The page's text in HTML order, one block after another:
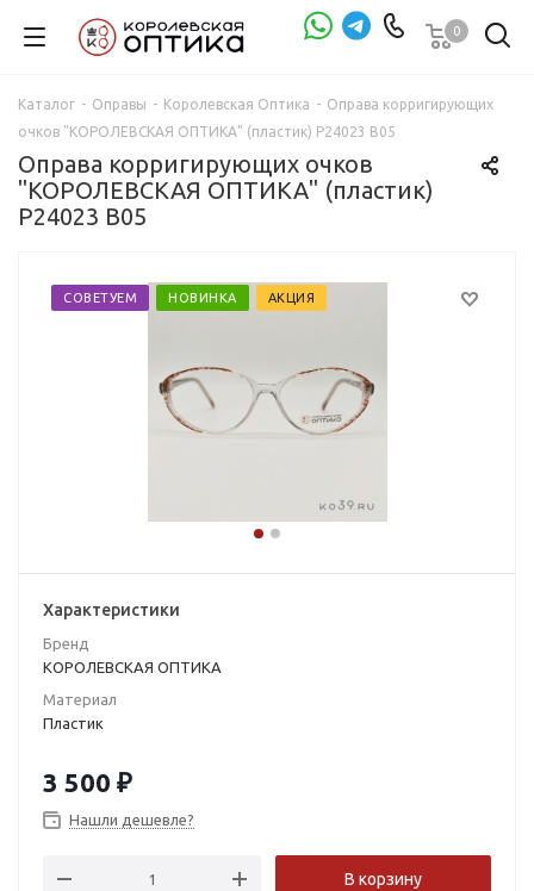
0
Каталог - Оправы - Королевская Оптика - Оправа корригирующих
очков "КОРОЛЕВСКАЯ ОПТИКА" (пластик) P24023 B05
Оправа корригирующих очков
"КОРОЛЕВСКАЯ ОПТИКА" (пластик)
P24023 B05
СОВЕТУЕМ НОВИНКА АКЦИЯ
Характеристики
Бренд
КОРОЛЕВСКАЯ ОПТИКА
Материал
Пластик
3 500 ₽
Нашли дешевле?
В корзину